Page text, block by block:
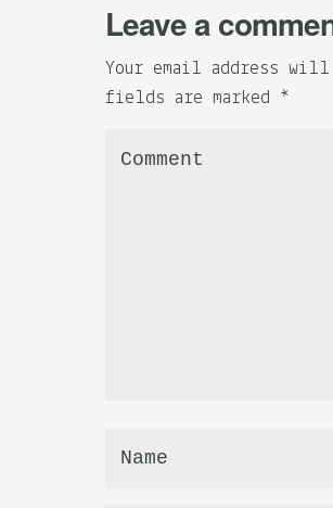
Leave a
Your email address
fields are marked *